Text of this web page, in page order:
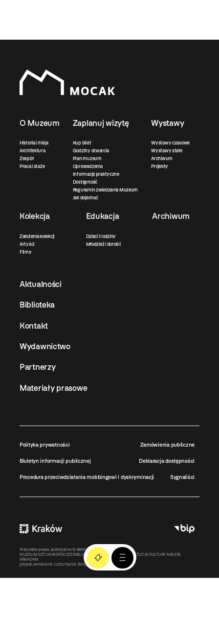
O Muzeum
Historia i misja
Architektura
Zespół
Praca i staże
Zaplanuj wizytę
Kup bilet
Godziny otwarcia
Plan muzeum
Oprowadzenia
Informacje praktyczne
Dostępność
Regulamin zwiedzania Muzeum
Jak dojechać
Wystawy
Wystawy czasowe
Wystawy stałe
Archiwum
Projekty
Kolekcja
Założenia kolekcji
Artyści
Filmy
Edukacja
Dzieci i rodziny
Młodzież i dorośli
Archiwum
Aktualności
Biblioteka
Kontakt
Wydawnictwo
Partnerzy
Materiały prasowe
Polityka prywatności Zamówienia publiczne
Biuletyn informacji publicznej Deklaracja dostępności
Procedura przeciwdziałania mobbingowi i dyskryminacji Sygnaliści
Wszystkie prawa zastrzeżone © MOCAK2011-2026
MUZEUM SZTUKI WSPÓŁCZESNEJ W KRAKOWIE MOCAK – INSTYTUCJA KULTURY MIASTA
KRAKOWA
projekt, wykonanie i utrzymanie: Bonjour.pl